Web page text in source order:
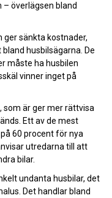
överlägsen bland
ger sänkta kostnader,
husbilsägarna. De
måste ha husbilen
vinner inget på
som är ger mer rättvisa
Ett av de mest
60 procent för nya
utredarna till att
bilar.
undanta husbilar, det
Det handlar bland